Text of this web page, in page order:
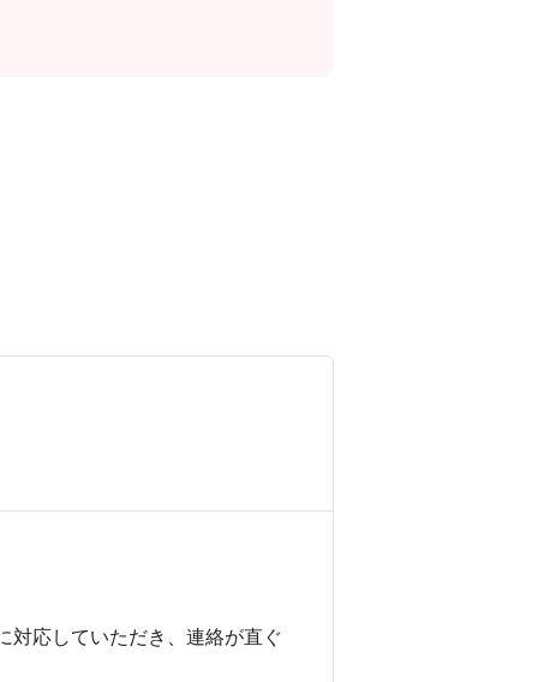
対応していただき、連絡が直ぐ